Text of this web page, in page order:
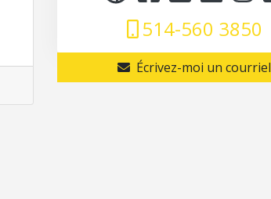
514-560 3850
Écrivez-moi un courriel